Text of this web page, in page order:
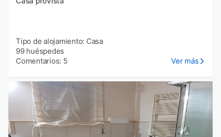
Tipo de alojamiento: Casa
99 huéspedes
Comentarios: 5
Ver más